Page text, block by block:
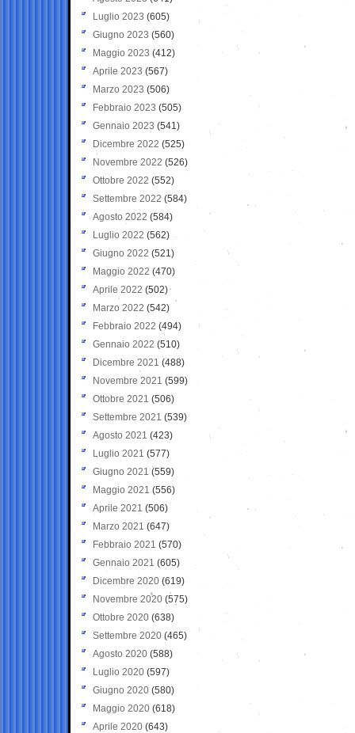
Luglio 2023 (605)
Giugno 2023 (560)
Maggio 2023 (412)
Aprile 2023 (567)
Marzo 2023 (506)
Febbraio 2023 (505)
Gennaio 2023 (541)
Dicembre 2022 (525)
Novembre 2022 (526)
Ottobre 2022 (552)
Settembre 2022 (584)
Agosto 2022 (584)
Luglio 2022 (562)
Giugno 2022 (521)
Maggio 2022 (470)
Aprile 2022 (502)
Marzo 2022 (542)
Febbraio 2022 (494)
Gennaio 2022 (510)
Dicembre 2021 (488)
Novembre 2021 (599)
Ottobre 2021 (506)
Settembre 2021 (539)
Agosto 2021 (423)
Luglio 2021 (577)
Giugno 2021(559)
Maggio 2021 (556)
Aprile 2021 (506)
Marzo 2021 (647)
Febbraio 2021 (570)
Gennaio 2021 (605)
Dicembre 2020 (619)
Novembre 2020 (575)
Ottobre 2020 (638)
Settembre 2020(465)
Agosto 2020 (588)
Luglio 2020 (597)
Giugno 2020 (580)
Maggio 2020 (618)
Aprile 2020 (643)